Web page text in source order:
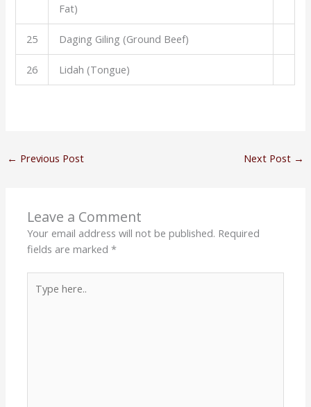
Fat)
25 Daging Giling (Ground Beef)
26 Lidah (Tongue)
← Previous Post Next Post →
Leave a Comment
Your email address will not be published. Required
fields are marked*
here..